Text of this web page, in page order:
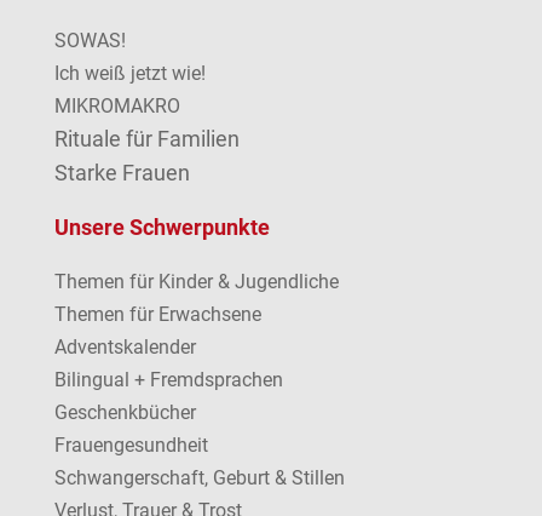
SOWAS!
Ich weiß jetzt wie!
MIKROMAKRO
Rituale für Familien
Starke Frauen
Unsere Schwerpunkte
Themen für Kinder & Jugendliche
Themen für Erwachsene
Adventskalender
Bilingual + Fremdsprachen
Geschenkbücher
Frauengesundheit
Schwangerschaft, Geburt & Stillen
Verlust, Trauer & Trost